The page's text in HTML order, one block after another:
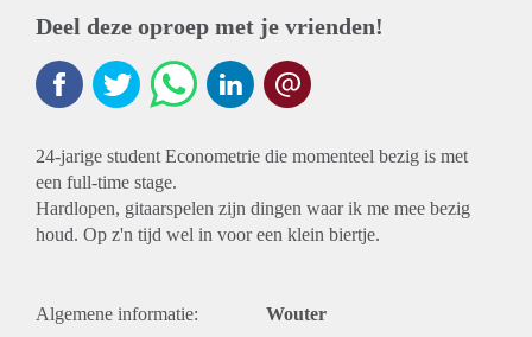
Deel deze oproep met je vrienden!
24-jarige student Econometrie die momenteel bezig is met
een full-time stage.
Hardlopen, gitaarspelen zijn dingen waar ik me mee bezig
houd. Op z'n tijd wel in voor een klein biertje.
Algemene informatie: Wouter